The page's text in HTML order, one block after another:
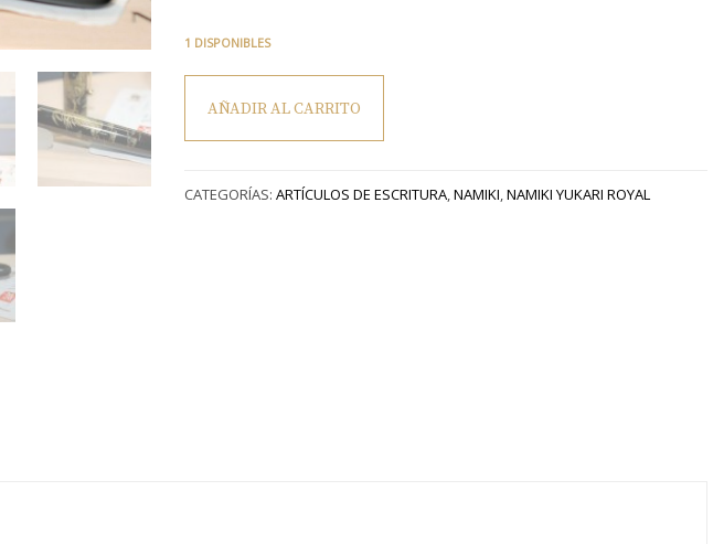
1 DISPONIBLES
estilográfica
AÑADIR AL CARRITO
CATEGORÍAS: ARTÍCULOS DE ESCRITURA,NAMIKI,NAMIKI YUKARI ROYAL